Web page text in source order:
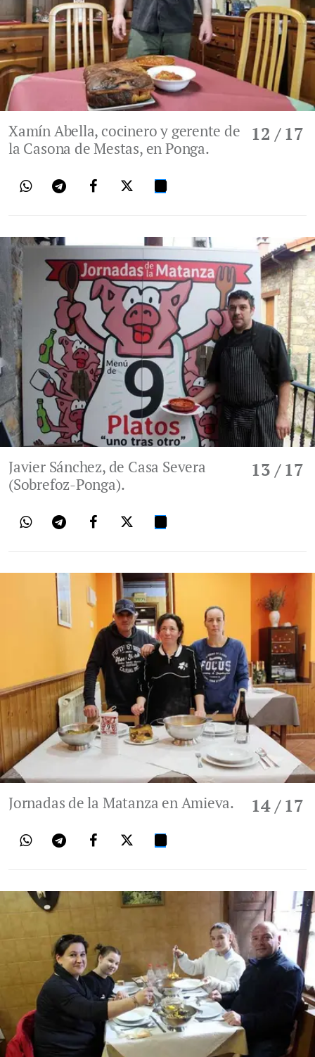
12 / 17
Xamín Abella, cocinero y gerente de
la Casona de Mestas, en Ponga.
13 / 17
Javier Sánchez, de Casa Severa
(Sobrefoz-Ponga).
14/ 17
Jornadas de la Matanza en Amieva.